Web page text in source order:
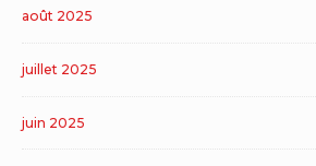
août 2025
juillet 2025
juin 2025